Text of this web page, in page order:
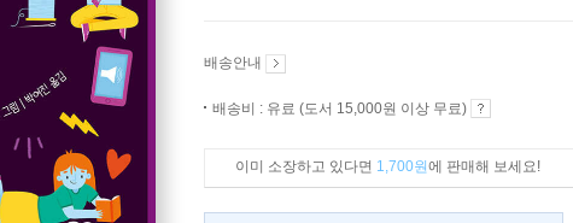
배송안내
배송비 : 유료 (도서 15,000원 이상 무료)
이미 소장하고 있다면 1,700원에 판매해 보세요!